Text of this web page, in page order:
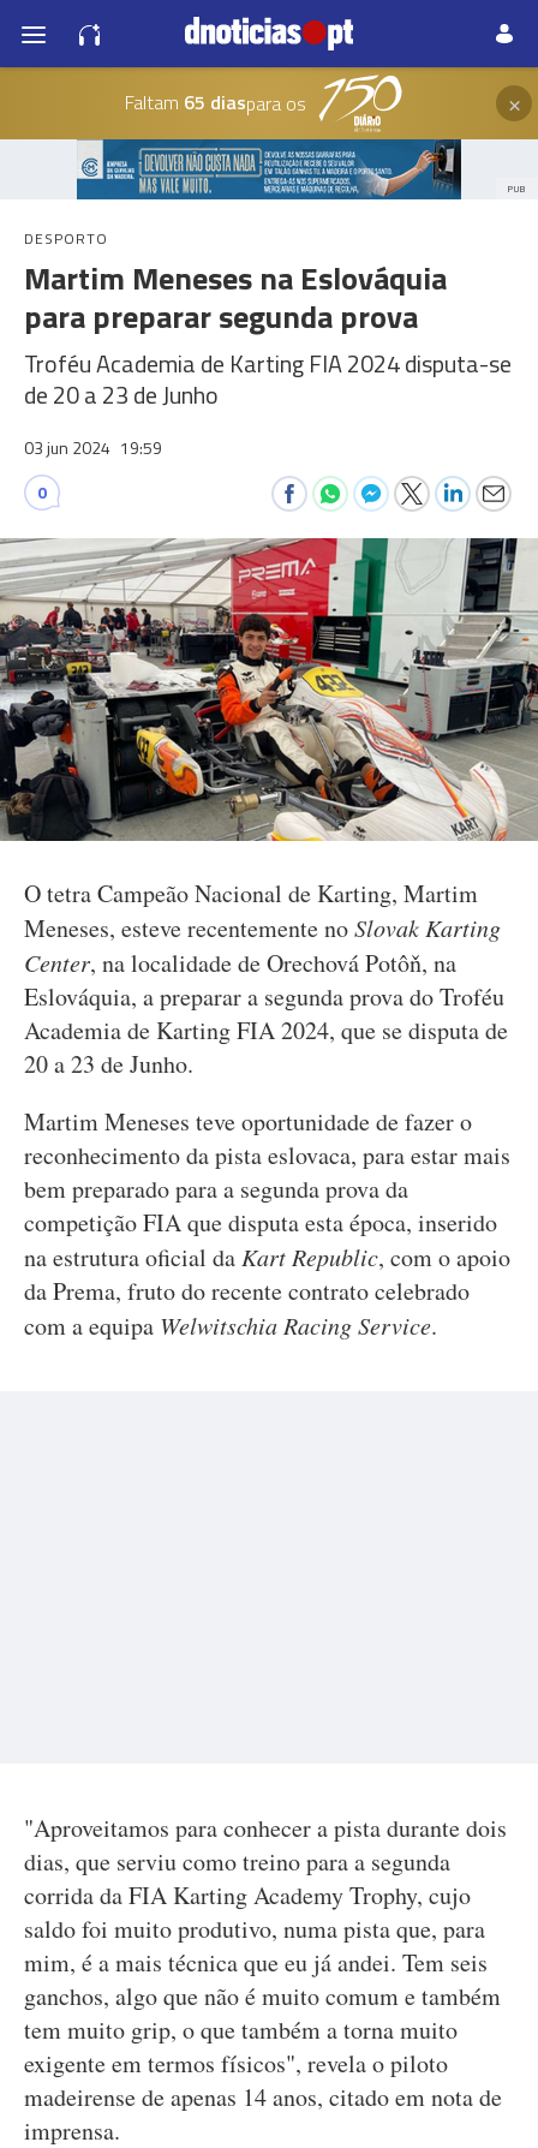
Faltam 65 diaspara os ×
PUB
DESPORTO
Martim Meneses na Eslováquia
para preparar segunda prova
Troféu Academia de Karting FIA 2024 disputa-se
de 20 a 23 de Junho
03 jun 2024 19:59
0
O tetra Campeão Nacional de Karting, Martim
Meneses, esteve recentemente noSlovak Karting
Center, na localidade de Orechová Potôň, na
Eslováquia, a preparar a segunda prova do Troféu
Academia de Karting FIA 2024, que se disputa de
20 a 23 de Junho.
Martim Meneses teve oportunidade de fazer o
reconhecimento da pista eslovaca, para estar mais
bem preparado para a segunda prova da
competição FIA que disputa esta época, inserido
na estrutura oficial da Kart Republic, com o apoio
da Prema, fruto do recente contrato celebrado
com a equipa Welwitschia Racing Service.
"Aproveitamos para conhecer a pista durante dois
dias, que serviu como treino para a segunda
corrida da FIA Karting Academy Trophy, cujo
saldo foi muito produtivo, numa pista que, para
mim, é a mais técnica que eu já andei. Tem seis
ganchos, algo que não é muito comum e também
tem muito grip, o que também a torna muito
exigente em termos físicos", revela o piloto
madeirense de apenas 14 anos, citado em nota de
imprensa.